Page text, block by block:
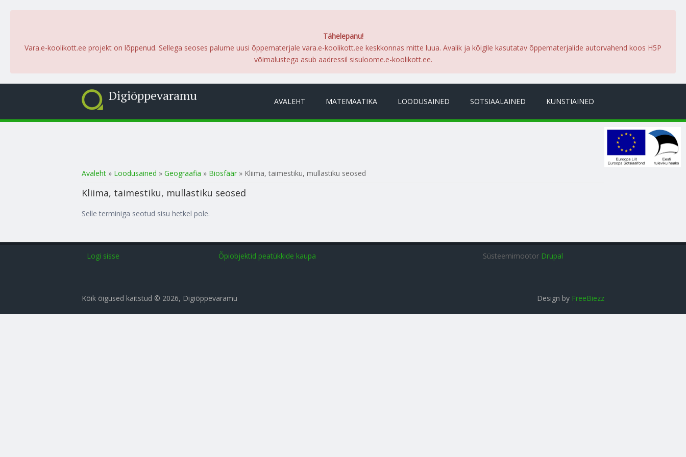
Tähelepanu!
Vara.e-koolikott.ee projekt on lõppenud. Sellega seoses palume uusi õppematerjale vara.e-koolikott.ee keskkonnas mitte luua. Avalik ja kõigile kasutatav õppematerjalide autorvahend koos H5P
võimalustega asub aadressil sisuloome.e-koolikott.ee.
Digiõppevaramu AVALEHT MATEMAATIKA LOODUSAINED SOTSIAALAINED KUNSTIAINED
Sa oled siin
Avaleht » Loodusained » Geograafia » Biosfäär » Kliima, taimestiku, mullastiku seosed
Kliima, taimestiku, mullastiku seosed
Selle terminiga seotud sisu hetkel pole.
Logi sisse Õpiobjektid peatükkide kaupa Süsteemimootor Drupal
Kõik õigused kaitstud © 2026, Digiõppevaramu Design by FreeBiezz